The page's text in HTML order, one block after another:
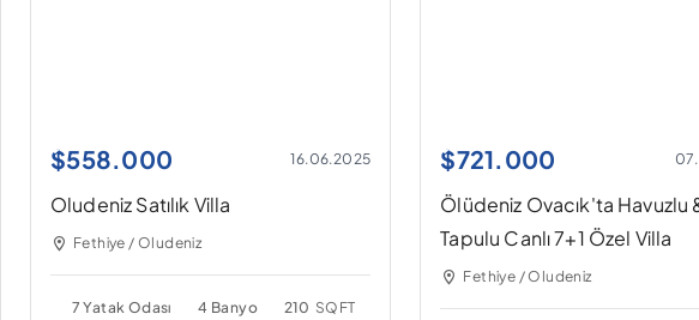
$558.000 16.06.2025
Oludeniz Satılık Villa
Fethiye / Oludeniz
7 Yatak Odası 4 Banyo 210 SQFT
$721.000
Ölüdeniz Ovacık'ta Havuzlu
Tapulu Canlı 7+1 Özel Villa
Fethiye / Oludeniz